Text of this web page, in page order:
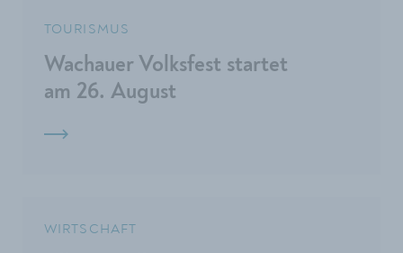
TOURISMUS
Wachauer Volksfest startet
am 26. August
WIRTSCHAFT